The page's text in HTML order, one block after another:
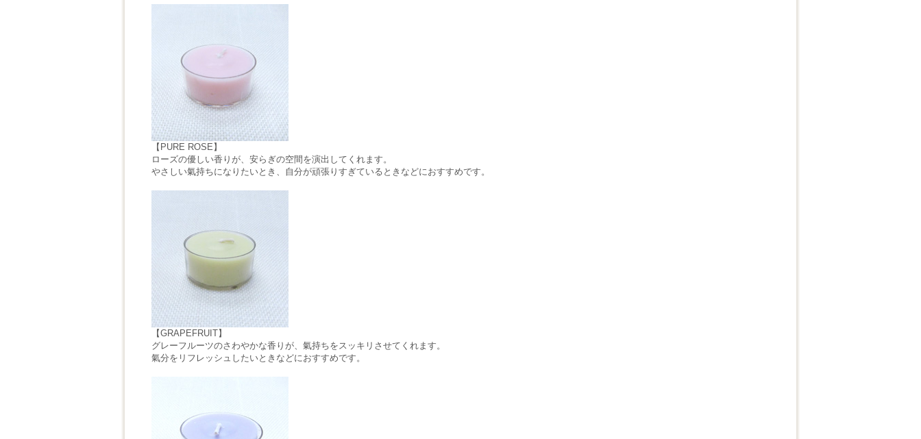
【PURE ROSE】
ローズの優しい香りが、安らぎの空間を演出してくれます。
やさしい氣持ちになりたいとき、自分が頑張りすぎているときなどにおすすめです。
【GRAPEFRUIT】
グレーフルーツのさわやかな香りが、氣持ちをスッキリさせてくれます。
氣分をリフレッシュしたいときなどにおすすめです。